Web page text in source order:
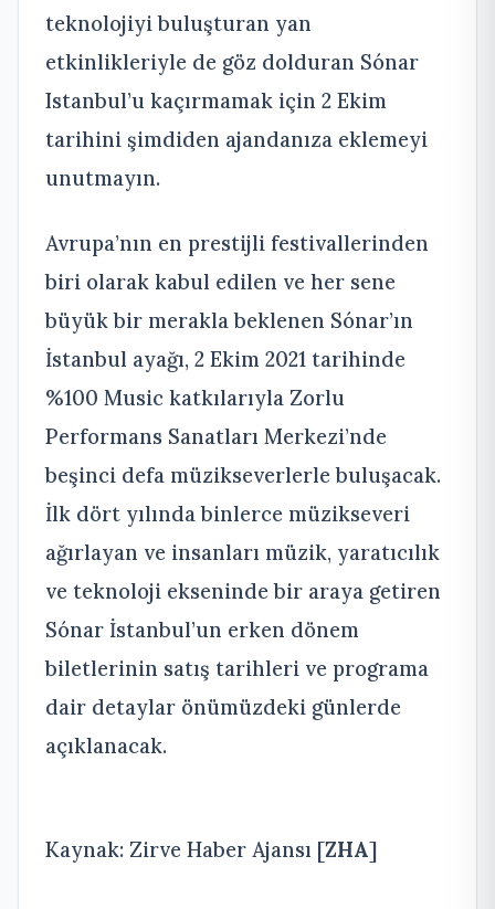
teknolojiyi buluşturan yan
etkinlikleriyle de göz dolduran Sónar
Istanbul’u kaçırmamak için 2 Ekim
tarihini şimdiden ajandanıza eklemeyi
unutmayın.
Avrupa’nın en prestijli festivallerinden
biri olarak kabul edilen ve her sene
büyük bir merakla beklenen Sónar’ın
İstanbul ayağı, 2 Ekim 2021 tarihinde
%100 Music katkılarıyla Zorlu
Performans Sanatları Merkezi’nde
beşinci defa müzikseverlerle buluşacak.
İlk dört yılında binlerce müzikseveri
ağırlayan ve insanları müzik, yaratıcılık
ve teknoloji ekseninde bir araya getiren
Sónar İstanbul’un erken dönem
biletlerinin satış tarihleri ve programa
dair detaylar önümüzdeki günlerde
açıklanacak.
Kaynak: Zirve Haber Ajansı [ZHA]